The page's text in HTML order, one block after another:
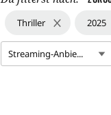
Thriller 2025
Streaming-Anbie...